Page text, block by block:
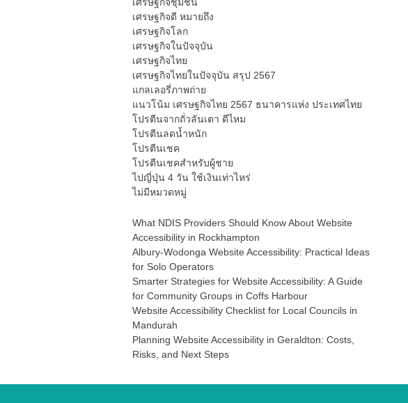
เศรษฐกิจดี หมายถึง
เศรษฐกิจโลก
เศรษฐกิจในปัจจุบัน
เศรษฐกิจไทย
เศรษฐกิจไทยในปัจจุบัน สรุป 2567
แกลเลอรี่ภาพถ่าย
แนวโน้ม เศรษฐกิจไทย 2567 ธนาคารแห่ง ประเทศไทย
โปรตีนจากถั่วลันเตา ดีไหม
โปรตีนลดน้ำหนัก
โปรตีนเชค
โปรตีนเชคสำหรับผู้ชาย
ไปญี่ปุ่น 4 วัน ใช้เงินเท่าไหร่
ไม่มีหมวดหมู่
What NDIS Providers Should Know About Website
Accessibility in Rockhampton
Albury-Wodonga Website Accessibility: Practical Ideas
for Solo Operators
Smarter Strategies for Website Accessibility: A Guide
for Community Groups in Coffs Harbour
Website Accessibility Checklist for Local Councils in
Mandurah
Planning Website Accessibility in Geraldton: Costs,
Risks, and Next Steps